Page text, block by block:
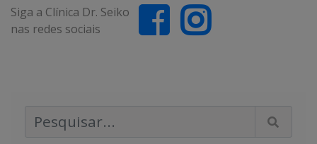
Siga a Clínica Dr. Seiko
nas redes sociais
Pesquisar Artigos